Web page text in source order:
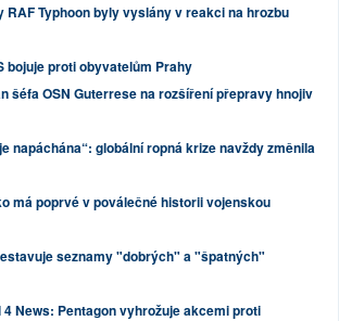
RAF Typhoon byly vyslány v reakci na hrozbu
bojuje proti obyvatelům Prahy
šéfa OSN Guterrese na rozšíření přepravy hnojiv
napáchána“: globální ropná krize navždy změnila
má poprvé v poválečné historii vojenskou
seznamy "dobrých" a "špatných"
4 News: Pentagon vyhrožuje akcemi proti